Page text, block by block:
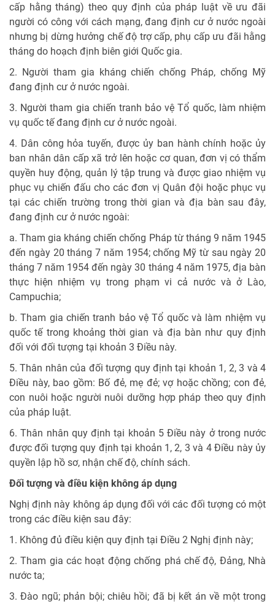
cấp hằng tháng) theo quy định của pháp luật về ưu đãi
người có công với cách mạng, đang định cư ở nước ngoài
nhưng bị dừng hưởng chế độ trợ cấp, phụ cấp ưu đãi hằng
tháng do hoạch định biên giới Quốc gia.
2. Người tham gia kháng chiến chống Pháp, chống Mỹ
đang định cư ở nước ngoài.
3. Người tham gia chiến tranh bảo vệ Tổ quốc, làm nhiệm
vụ quốc tế đang định cư ở nước ngoài.
4. Dân công hỏa tuyến, được ủy ban hành chính hoặc ủy
ban nhân dân cấp xã trở lên hoặc cơ quan, đơn vị có thẩm
quyền huy động, quản lý tập trung và được giao nhiệm vụ
phục vụ chiến đấu cho các đơn vị Quân đội hoặc phục vụ
tại các chiến trường trong thời gian và địa bàn sau đây,
đang định cư ở nước ngoài:
a. Tham gia kháng chiến chống Pháp từ tháng 9 năm 1945
đến ngày 20 tháng 7 năm 1954; chống Mỹ từ sau ngày 20
tháng 7 năm 1954 đến ngày 30 tháng 4 năm 1975, địa bàn
thực hiện nhiệm vụ trong phạm vi cả nước và ở Lào,
Campuchia;
b. Tham gia chiến tranh bảo vệ Tổ quốc và làm nhiệm vụ
quốc tế trong khoảng thời gian và địa bàn như quy định
đối với đối tượng tại khoản 3 Điều này.
5. Thân nhân của đối tượng quy định tại khoản 1, 2, 3 và 4
Điều này, bao gồm: Bố đẻ, mẹ đẻ; vợ hoặc chồng; con đẻ,
con nuôi hoặc người nuôi dưỡng hợp pháp theo quy định
của pháp luật.
6. Thân nhân quy định tại khoản 5 Điều này ở trong nước
được đối tượng quy định tại khoản 1, 2, 3 và 4 Điều này ủy
quyền lập hồ sơ, nhận chế độ, chính sách.
Đối tượng và điều kiện không áp dụng
Nghị định này không áp dụng đối với các đối tượng có một
trong các điều kiện sau đây:
1. Không đủ điều kiện quy định tại Điều 2 Nghị định này;
2. Tham gia các hoạt động chống phá chế độ, Đảng, Nhà
nước ta;
3. Đào ngũ; phản bội; chiêu hồi; đã bị kết án về một trong